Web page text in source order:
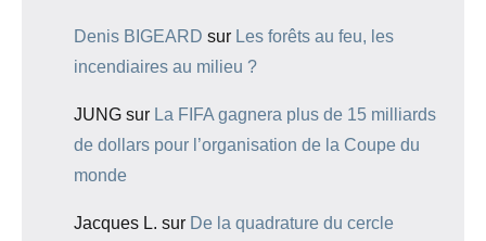
Denis BIGEARD sur Les forêts au feu, les
incendiaires au milieu ?
JUNG sur La FIFA gagnera plus de 15 milliards
de dollars pour l’organisation de la Coupe du
monde
Jacques L. sur De la quadrature du cercle